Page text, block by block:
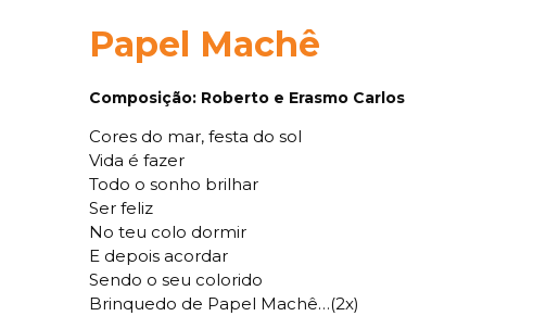
Papel Machê
Composição: Roberto e Erasmo Carlos
Cores do mar, festa do sol
Vida é fazer
Todo o sonho brilhar
Ser feliz
No teu colo dormir
E depois acordar
Sendo o seu colorido
Brinquedo de Papel Machê…(2x)